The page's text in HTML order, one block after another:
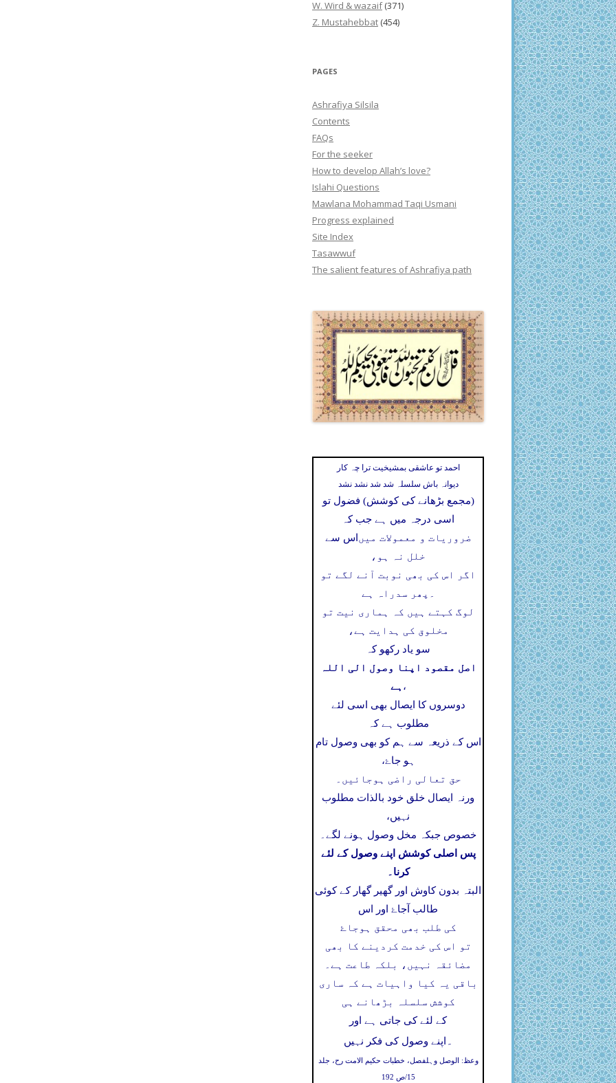
W. Wird & wazaif(371)
Z. Mustahebbat (454)
PAGES
Ashrafiya Silsila
Contents
FAQs
For the seeker
How to develop Allah’s love?
Islahi Questions
Mawlana Mohammad Taqi Usmani
Progress explained
Site Index
Tasawwuf
The salient features of Ashrafiya path
احمد تو عاشقی بمشیخیت ترا چہ کار
دیوانہ باش سلسلہ شد شد نشد نشد
(مجمع بڑھانے کی کوشش) فضول تو
اسی درجہ میں ہے جب کہ
اس سے ضروریات و معمولات میں
خلل نہ ہو،
اگر اس کی بھی نوبت آنے لگے تو
پھر سدراہ ہے ۔
لوگ کہتے ہیں کہ ہماری نیت تو
مخلوق کی ہدایت ہے،
سو یاد رکھو کہ
اصل مقصود اپنا وصول الی اللہ
ہے ،
دوسروں کا ایصال بھی اسی لئے
مطلوب ہے کہ
اس کے ذریعہ سے ہم کو بھی وصول تام
ہو جاۓ،
حق تعالی راضی ہوجائیں۔
ورنہ ایصال خلق خود بالذات مطلوب
نہیں،
خصوص جبکہ مخل وصول ہونے لگے۔
پس اصلی کوشش اپنے وصول کے لئے
کرنا۔
البتہ بدون کاوش اور گھیر گھار کے کوئی
طالب آجاۓ اور اس
کی طلب بھی محقق ہوجاۓ
تو اس کی خدمت کردینے کا بھی
مضائقہ نہیں، بلکہ طاعت ہے۔
باقی یہ کیا واہیات ہے کہ ساری
کوشش سلسلہ بڑھانے ہی
کے لئے کی جاتی ہے اور
اپنے وصول کی فکر نہیں ۔
وعظ: الوصل وہلفصل، خطبات حکیم الامت رح، جلد
15/ص 192